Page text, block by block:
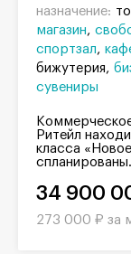
назначение:
магазин
спортзал
бижутерия
сувениры
Ритейл
класса
34 900
273 000 ₽ за